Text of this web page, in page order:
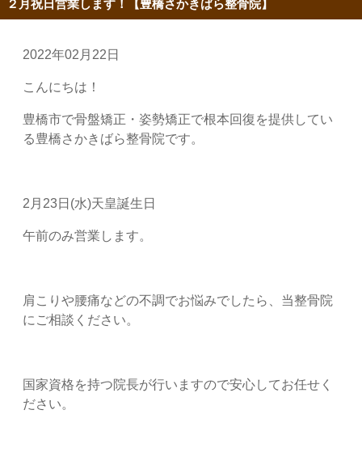
２月祝日営業します！【豊橋さかきばら整骨院】
2022年02月22日
こんにちは！
豊橋市で骨盤矯正・姿勢矯正で根本回復を提供してい
る豊橋さかきばら整骨院です。
2月23日(水)天皇誕生日
午前のみ営業します。
肩こりや腰痛などの不調でお悩みでしたら、当整骨院
にご相談ください。
国家資格を持つ院長が行いますので安心してお任せく
ださい。